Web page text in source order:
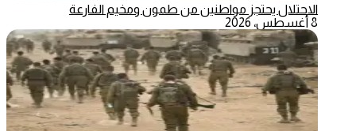
الاحتلال يحتجز مواطنين من طمون ومخيم الفارعة
8 أغسطس، 2026